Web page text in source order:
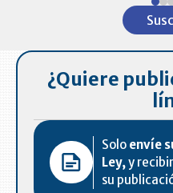
¿Quiere
Solo envíe
Ley, y
su